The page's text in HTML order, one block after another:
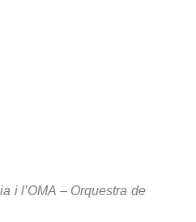
i l’OMA – Orquestra de